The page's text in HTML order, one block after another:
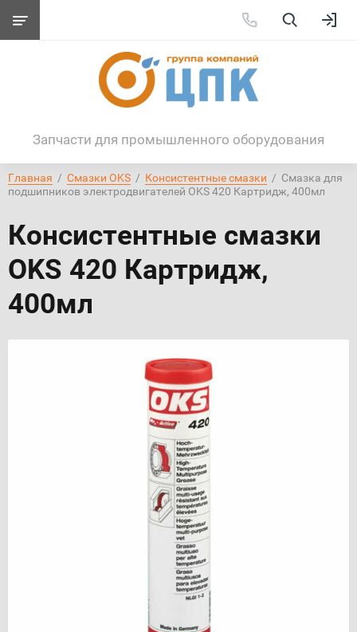
Запчасти для промышленного оборудования
Главная
  /
Смазки OKS
  /
Консистентные смазки
  /  Смазка для
подшипников электродвигателей OKS 420 Картридж, 400мл
Консистентные смазки
OKS 420 Картридж,
400мл